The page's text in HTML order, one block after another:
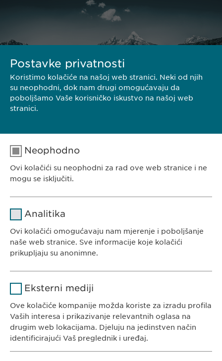
EWOPHARMA BOSNA I HERCEGOVINA
Bosna i Hercegovina
Tel. +387 33 592 140
E-Mail:info@ewopharma.ba
Postavke privatnosti
Koristimo kolačiće na našoj web stranici. Neki od njih
su neophodni, dok nam drugi omogućavaju da
poboljšamo Vaše korisničko iskustvo na našoj web
stranici.
Neophodno
Ovi kolačići su neophodni za rad ove web stranice i ne
mogu se isključiti.
sgalinski
Trajanje
Svrha
saglasnosti kolačića.
Analitika
Ovi kolačići omogućavaju nam mjerenje i poboljšanje
naše web stranice. Sve informacije koje kolačići
prikupljaju su anonimne.
Google
Trajanje 1 day
Eksterni mediji
Ove kolačiće kompanije možda koriste za izradu profila
Vaših interesa i prikazivanje relevantnih oglasa na
drugim web lokacijama. Djeluju na jedinstven način
identificirajući Vaš preglednik i uređaj.